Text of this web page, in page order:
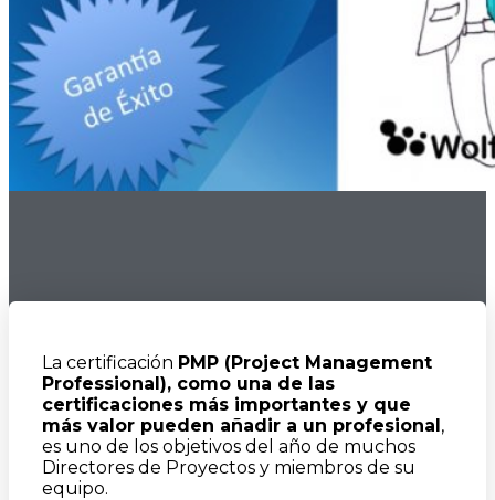
La certificación PMP (Project Management
Professional), como una de las
certificaciones más importantes y que
más valor pueden añadir a un profesional,
es uno de los objetivos del año de muchos
Directores de Proyectos y miembros de su
equipo.